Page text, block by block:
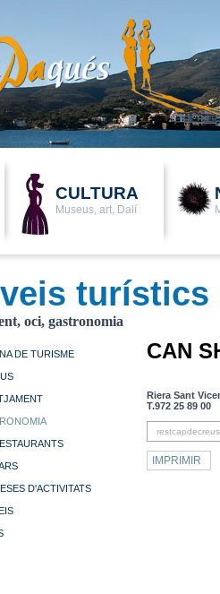
CULTURA
Museus, art, Dalí
turístics
oci, gastronomia
DE TURISME
D'ACTIVITATS
CAN
Riera Sant
T.972 25 89 00
IMPRIMIR